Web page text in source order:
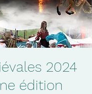
2024
édition